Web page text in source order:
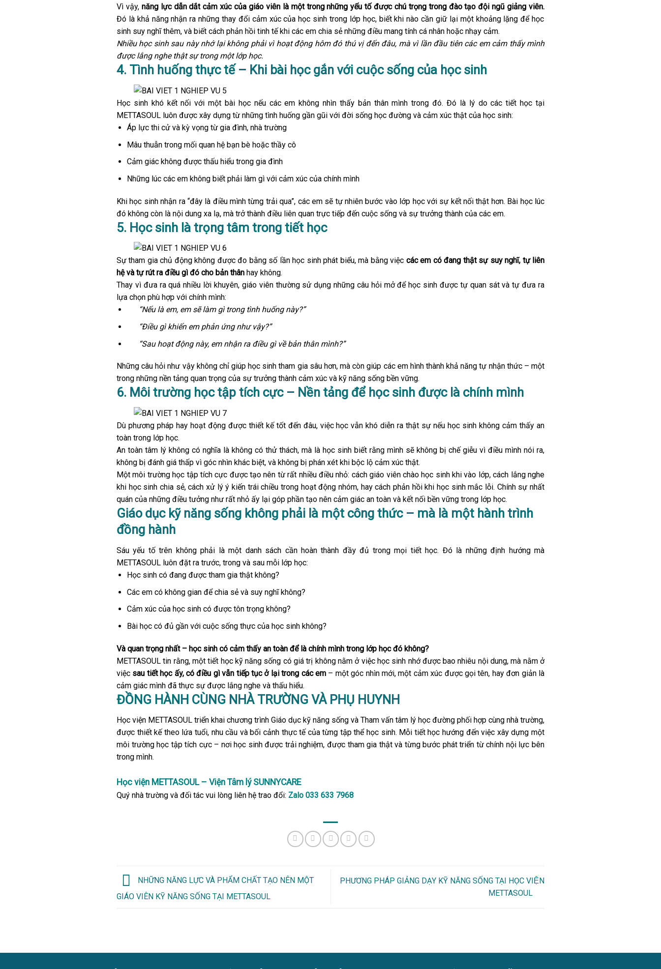
Vì vậy, năng lực dẫn dắt cảm xúc của giáo viên là một trong những yếu tố được chú trọng trong đào tạo đội ngũ giảng viên.
Đó là khả năng nhận ra những thay đổi cảm xúc của học sinh trong lớp học, biết khi nào cần giữ lại một khoảng lặng để học
sinh suy nghĩ thêm, và biết cách phản hồi tinh tế khi các em chia sẻ những điều mang tính cá nhân hoặc nhạy cảm.
Nhiều học sinh sau này nhớ lại không phải vì hoạt động hôm đó thú vị đến đâu, mà vì lần đầu tiên các em cảm thấy mình
được lắng nghe thật sự trong một lớp học.
4. Tình huống thực tế – Khi bài học gắn với cuộc sống của học sinh
Học sinh khó kết nối với một bài học nếu các em không nhìn thấy bản thân mình trong đó. Đó là lý do các tiết học tại
METTASOUL luôn được xây dựng từ những tình huống gần gũi với đời sống học đường và cảm xúc thật của học sinh:
Áp lực thi cử và kỳ vọng từ gia đình, nhà trường
Mâu thuẫn trong mối quan hệ bạn bè hoặc thầy cô
Cảm giác không được thấu hiểu trong gia đình
Những lúc các em không biết phải làm gì với cảm xúc của chính mình
Khi học sinh nhận ra “đây là điều mình từng trải qua”, các em sẽ tự nhiên bước vào lớp học với sự kết nối thật hơn. Bài học lúc
đó không còn là nội dung xa lạ, mà trở thành điều liên quan trực tiếp đến cuộc sống và sự trưởng thành của các em.
5. Học sinh là trọng tâm trong tiết học
Sự tham gia chủ động không được đo bằng số lần học sinh phát biểu, mà bằng việc các em có đang thật sự suy nghĩ, tự liên
hệ và tự rút ra điều gì đó cho bản thân hay không.
Thay vì đưa ra quá nhiều lời khuyên, giáo viên thường sử dụng những câu hỏi mở để học sinh được tự quan sát và tự đưa ra
lựa chọn phù hợp với chính mình:
“Nếu là em, em sẽ làm gì trong tình huống này?”
“Điều gì khiến em phản ứng như vậy?”
“Sau hoạt động này, em nhận ra điều gì về bản thân mình?”
Những câu hỏi như vậy không chỉ giúp học sinh tham gia sâu hơn, mà còn giúp các em hình thành khả năng tự nhận thức – một
trong những nền tảng quan trọng của sự trưởng thành cảm xúc và kỹ năng sống bền vững.
6. Môi trường học tập tích cực – Nền tảng để học sinh được là chính mình
Dù phương pháp hay hoạt động được thiết kế tốt đến đâu, việc học vẫn khó diễn ra thật sự nếu học sinh không cảm thấy an
toàn trong lớp học.
An toàn tâm lý không có nghĩa là không có thử thách, mà là học sinh biết rằng mình sẽ không bị chế giễu vì điều mình nói ra,
không bị đánh giá thấp vì góc nhìn khác biệt, và không bị phán xét khi bộc lộ cảm xúc thật.
Một môi trường học tập tích cực được tạo nên từ rất nhiều điều nhỏ: cách giáo viên chào học sinh khi vào lớp, cách lắng nghe
khi học sinh chia sẻ, cách xử lý ý kiến trái chiều trong hoạt động nhóm, hay cách phản hồi khi học sinh mắc lỗi. Chính sự nhất
quán của những điều tưởng như rất nhỏ ấy lại góp phần tạo nên cảm giác an toàn và kết nối bền vững trong lớp học.
Giáo dục kỹ năng sống không phải là một công thức – mà là một hành trình
đồng hành
Sáu yếu tố trên không phải là một danh sách cần hoàn thành đầy đủ trong mọi tiết học. Đó là những định hướng mà
METTASOUL luôn đặt ra trước, trong và sau mỗi lớp học:
Học sinh có đang được tham gia thật không?
Các em có không gian để chia sẻ và suy nghĩ không?
Cảm xúc của học sinh có được tôn trọng không?
Bài học có đủ gần với cuộc sống thực của học sinh không?
Và quan trọng nhất – học sinh có cảm thấy an toàn để là chính mình trong lớp học đó không?
METTASOUL tin rằng, một tiết học kỹ năng sống có giá trị không nằm ở việc học sinh nhớ được bao nhiêu nội dung, mà nằm ở
việc sau tiết học ấy, có điều gì vẫn tiếp tục ở lại trong các em – một góc nhìn mới, một cảm xúc được gọi tên, hay đơn giản là
cảm giác mình đã thực sự được lắng nghe và thấu hiểu.
ĐỒNG HÀNH CÙNG NHÀ TRƯỜNG VÀ PHỤ HUYNH
Học viện METTASOUL triển khai chương trình Giáo dục kỹ năng sống và Tham vấn tâm lý học đường phối hợp cùng nhà trường,
được thiết kế theo lứa tuổi, nhu cầu và bối cảnh thực tế của từng tập thể học sinh. Mỗi tiết học hướng đến việc xây dựng một
môi trường học tập tích cực – nơi học sinh được trải nghiệm, được tham gia thật và từng bước phát triển từ chính nội lực bên
trong mình.
Học viện METTASOUL – Viện Tâm lý SUNNYCARE
Quý nhà trường và đối tác vui lòng liên hệ trao đổi: Zalo 033 633 7968
NHỮNG NĂNG LỰC VÀ PHẨM CHẤT TẠO NÊN MỘT
GIÁO VIÊN KỸ NĂNG SỐNG TẠI METTASOUL
PHƯƠNG PHÁP GIẢNG DẠY KỸ NĂNG SỐNG TẠI HỌC VIỆN
METTASOUL